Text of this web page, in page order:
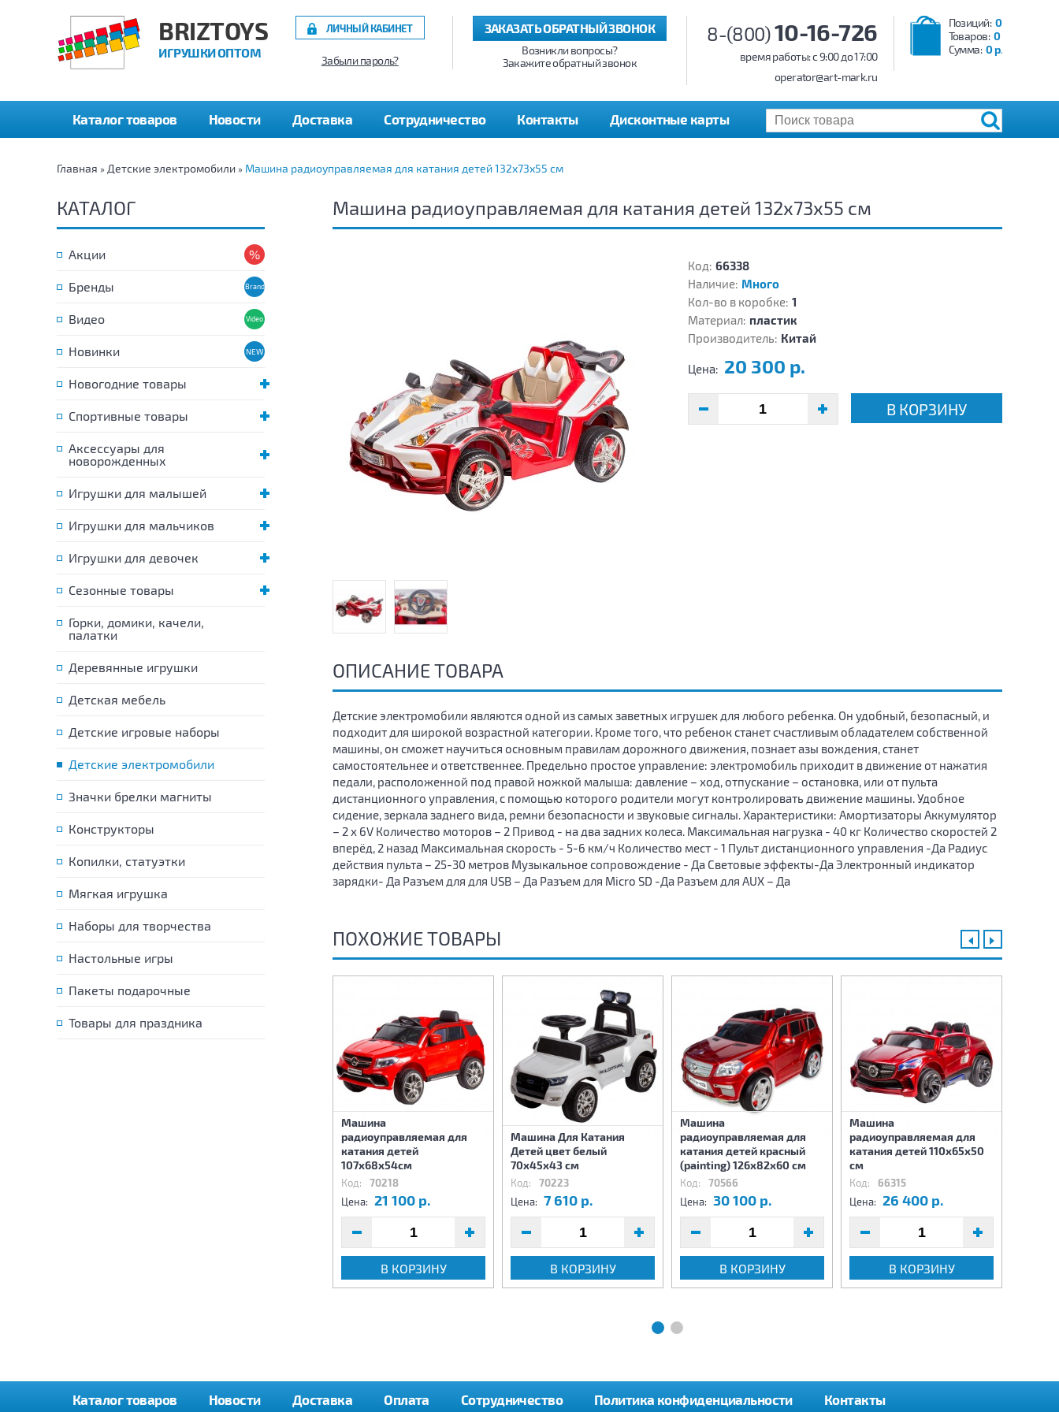
BRIZTOYS
ИГРУШКИ ОПТОМ
Позиций: 0
Товаров: 0
Сумма: 0 р.
8-(800)10-16-726
время работы: c 9:00 до 17:00
operator@art-mark.ru
ЗАКАЗАТЬ ОБРАТНЫЙ ЗВОНОК
Возникли вопросы?
Закажите обратный звонок
ЛИЧНЫЙ КАБИНЕТ
Забыли пароль?
Каталог товаров Новости Доставка Сотрудничество Контакты Дисконтные карты
Главная » Детские электромобили » Машина радиоуправляемая для катания детей 132х73х55 см
КАТАЛОГ
Акции
Бренды
Видео
Новинки
Новогодние товары
Спортивные товары
Аксессуары для
новорожденных
Игрушки для малышей
Игрушки для мальчиков
Игрушки для девочек
Сезонные товары
Горки, домики, качели,
палатки
Деревянные игрушки
Детская мебель
Детские игровые наборы
Детские электромобили
Значки брелки магниты
Конструкторы
Копилки, статуэтки
Мягкая игрушка
Наборы для творчества
Настольные игры
Пакеты подарочные
Товары для праздника
Машина радиоуправляемая для катания детей 132х73х55 см
Код: 66338
Наличие: Много
Кол-во в коробке: 1
Материал: пластик
Производитель: Китай
Цена: 20 300 р.
В КОРЗИНУ
ОПИСАНИЕ ТОВАРА
Детские электромобили являются одной из самых заветных игрушек для любого ребенка. Он удобный, безопасный, и
подходит для широкой возрастной категории. Кроме того, что ребенок станет счастливым обладателем собственной
машины, он сможет научиться основным правилам дорожного движения, познает азы вождения, станет
самостоятельнее и ответственнее. Предельно простое управление: электромобиль приходит в движение от нажатия
педали, расположенной под правой ножкой малыша: давление – ход, отпускание – остановка, или от пульта
дистанционного управления, с помощью которого родители могут контролировать движение машины. Удобное
сидение, зеркала заднего вида, ремни безопасности и звуковые сигналы. Характеристики: Амортизаторы Аккумулятор
– 2 х 6V Количество моторов – 2 Привод - на два задних колеса. Максимальная нагрузка - 40 кг Количество скоростей 2
вперёд, 2 назад Максимальная скорость - 5-6 км/ч Количество мест - 1 Пульт дистанционного управления -Да Радиус
действия пульта – 25-30 метров Музыкальное сопровождение - Да Световые эффекты-Да Электронный индикатор
зарядки- Да Разъем для для USB – Да Разъем для Micro SD -Да Разъем для AUX – Да
ПОХОЖИЕ ТОВАРЫ
Машина
радиоуправляемая для
катания детей
107х68х54см
Код: 70218
Цена: 21 100 р.
В КОРЗИНУ
Машина Для Катания
Детей цвет белый
70х45х43 см
Код: 70223
Цена: 7 610 р.
В КОРЗИНУ
Машина
радиоуправляемая для
катания детей красный
(painting) 126х82х60 см
Код: 70566
Цена: 30 100 р.
В КОРЗИНУ
Машина
радиоуправляемая для
катания детей 110х65х50
см
Код: 66315
Цена: 26 400 р.
В КОРЗИНУ
Каталог товаров Новости Доставка Оплата Сотрудничество Политика конфиденциальности Контакты